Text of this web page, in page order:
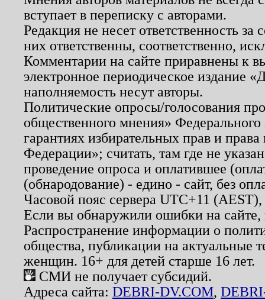
вступает в переписку с авторами.
Редакция не несет ответственность
них ответственны, соответственно,
Комментарии на сайте приравнены к
электронное периодическое издание
наполняемость несут авторы.
Политические опросы/голосования
общественного мнения»
гарантиях избирательных прав и
Федерации»; считать, там где не
проведение опроса и оплатившее
(обнародование) - едино - сайт, без
Часовой пояс сервера UTC+11
Если вы обнаружили ошибки на
Распространение информации о
общества, публикации на актуальные
женщин. 16+ для детей старше 16 лет.
СМИ не получает субсидий.
Адреса сайта: DEBRI-DV.COM,